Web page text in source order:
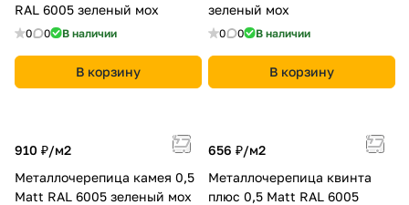
RAL 6005 зеленый мох
0 0 В наличии
В корзину
зеленый мох
0 0 В наличии
В корзину
910 ₽/м2
Металлочерепица камея 0,5
Matt RAL 6005 зеленый мох
656 ₽/м2
Металлочерепица квинта
плюс 0,5 Мatt RAL 6005